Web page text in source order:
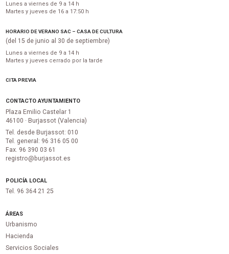
Lunes a viernes de 9 a 14 h
Martes y jueves de 16 a 17:50 h
HORARIO DE VERANO SAC – CASA DE CULTURA
(del 15 de junio al 30 de septiembre)
Lunes a viernes de 9 a 14 h
Martes y jueves cerrado por la tarde
CITA PREVIA
CONTACTO AYUNTAMIENTO
Plaza Emilio Castelar 1
46100 · Burjassot (Valencia)
Tel. desde Burjassot: 010
Tel. general: 96 316 05 00
Fax. 96 390 03 61
registro@burjassot.es
POLICÍA LOCAL
Tel. 96 364 21 25
ÁREAS
Urbanismo
Hacienda
Servicios Sociales